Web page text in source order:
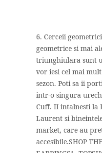
6. Cerceii
geometrice si mai
triunghiulara sunt
vor iesi cel mai
sezon. Poti sa ii
intr-o singura
Cuff. II intalnesti la
Laurent si
market, care au
accesibile.SHOP